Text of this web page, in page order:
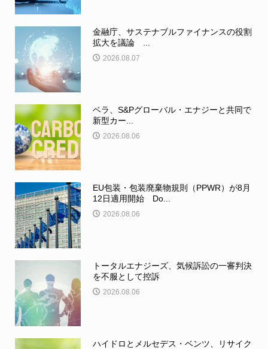
金融庁、サステナブルファイナンスの役割
拡大を議論 ...
2026.08.07
ベラ、S&Pグローバル・エナジーと共同で
新型カー...
2026.08.06
EU包装・包装廃棄物規則（PPWR）が8月
12日適用開始 Do...
2026.08.06
トータルエナジーズ、気候訴訟の一審判決
を不服として控訴
2026.08.06
ハイドロとメルセデス・ベンツ、リサイク